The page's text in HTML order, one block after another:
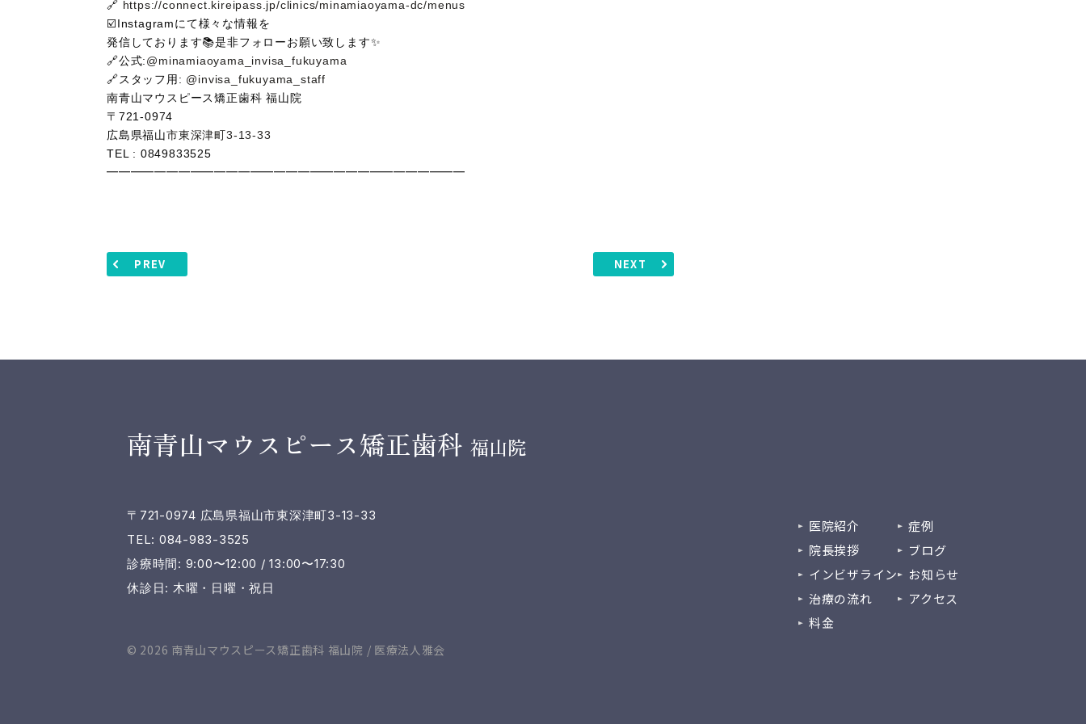
🔗 https://connect.kireipass.jp/clinics/minamiaoyama-dc/menus
☑️Instagramにて様々な情報を
発信しております📚是非フォローお願い致します✨
🔗公式:@minamiaoyama_invisa_fukuyama
🔗スタッフ用: @invisa_fukuyama_staff
南青山マウスピース矯正歯科 福山院
〒 721-0974
広島県福山市東深津町3-13-33
TEL : 0849833525
━━━━━━━━━━━━━━━━━━━━━━━━━━━━━━
PREV NEXT
南青山マウスピース矯正歯科 福山院
〒721-0974 広島県福山市東深津町3-13-33
TEL: 084-983-3525
診療時間: 9:00〜12:00 / 13:00〜17:30
休診日: 木曜・日曜・祝日
医院紹介
院長挨拶
インビザライン
治療の流れ
料金
症例
ブログ
お知らせ
アクセス
© 2026 南青山マウスピース矯正歯科 福山院 / 医療法人雅会